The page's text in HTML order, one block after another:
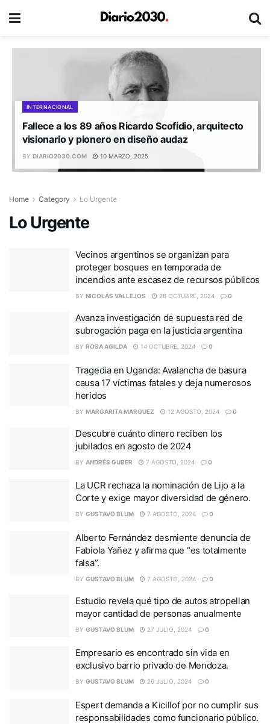
INTERNACIONAL
Fallece a los 89 años Ricardo Scofidio, arquitecto
visionario y pionero en diseño audaz
BY DIARIO2030.COM 10 MARZO, 2025
Home Category Lo Urgente
Lo Urgente
Vecinos argentinos se organizan para
proteger bosques en temporada de
incendios ante escasez de recursos públicos
BY NICOLÁS VALLEJOS 28 OCTUBRE, 2024 0
Avanza investigación de supuesta red de
subrogación paga en la justicia argentina
BY ROSA AGILDA 14 OCTUBRE, 2024 0
Tragedia en Uganda: Avalancha de basura
causa 17 víctimas fatales y deja numerosos
heridos
BY MARGARITA MARQUEZ 12 AGOSTO, 2024 0
Descubre cuánto dinero reciben los
jubilados en agosto de 2024
BY ANDRÉS GUBER 7 AGOSTO, 2024 0
La UCR rechaza la nominación de Lijo a la
Corte y exige mayor diversidad de género.
BY GUSTAVO BLUM 7 AGOSTO, 2024 0
Alberto Fernández desmiente denuncia de
Fabiola Yañez y afirma que “es totalmente
falsa”.
BY GUSTAVO BLUM 7 AGOSTO, 2024 0
Estudio revela qué tipo de autos atropellan
mayor cantidad de personas anualmente
BY GUSTAVO BLUM 27 JULIO, 2024 0
Empresario es encontrado sin vida en
exclusivo barrio privado de Mendoza.
BY GUSTAVO BLUM 26 JULIO, 2024 0
Espert demanda a Kicillof por no cumplir sus
responsabilidades como funcionario público.